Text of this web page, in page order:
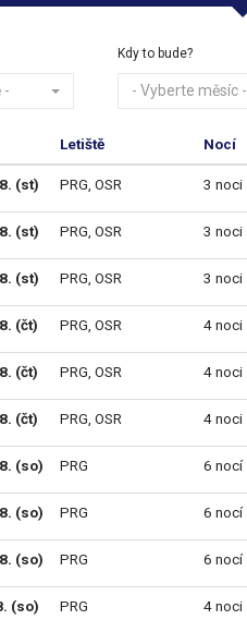
-
Kdy to bude?
- Vyberte měsíc -
Letiště Nocí
(st) PRG, OSR 3 noci
(st) PRG, OSR 3 noci
(st) PRG, OSR 3 noci
(čt) PRG, OSR 4 noci
(čt) PRG, OSR 4 noci
(čt) PRG, OSR 4 noci
(so) PRG 6 nocí
(so) PRG 6 nocí
(so) PRG 6 nocí
(so) PRG 4 noci